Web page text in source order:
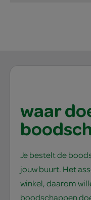
waar
Je bestelt de
jouw buurt. Het
winkel, daarom
boodschappen